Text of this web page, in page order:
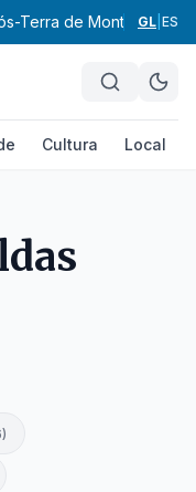
Terra de MontesA
GL ES
Cultura Local
)